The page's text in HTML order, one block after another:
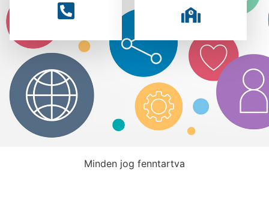
Minden jog fenntartva